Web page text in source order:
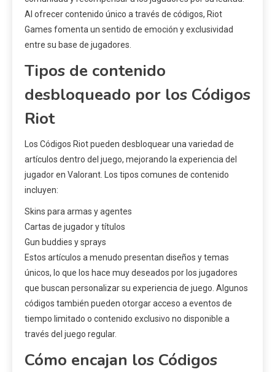
Al ofrecer contenido único a través de códigos, Riot
Games fomenta un sentido de emoción y exclusividad
entre su base de jugadores.
Tipos de contenido
desbloqueado por los Códigos
Riot
Los Códigos Riot pueden desbloquear una variedad de
artículos dentro del juego, mejorando la experiencia del
jugador en Valorant. Los tipos comunes de contenido
incluyen:
Skins para armas y agentes
Cartas de jugador y títulos
Gun buddies y sprays
Estos artículos a menudo presentan diseños y temas
únicos, lo que los hace muy deseados por los jugadores
que buscan personalizar su experiencia de juego. Algunos
códigos también pueden otorgar acceso a eventos de
tiempo limitado o contenido exclusivo no disponible a
través del juego regular.
Cómo encajan los Códigos